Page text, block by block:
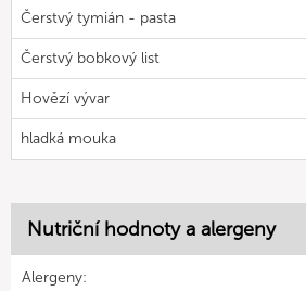
Čerstvý tymián - pasta
Čerstvý bobkový list
Hovězí vývar
hladká mouka
Nutriční hodnoty a alergeny
Alergeny: